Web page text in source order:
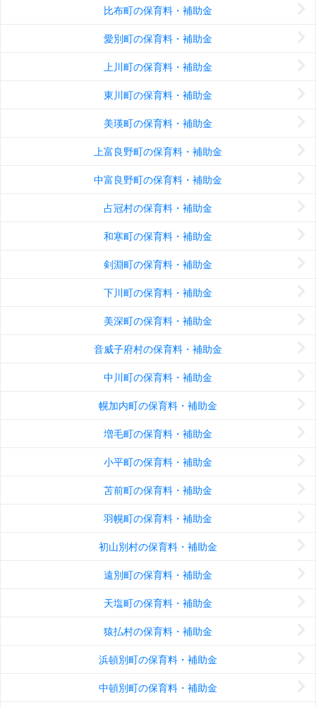
比布町の保育料・補助金
愛別町の保育料・補助金
上川町の保育料・補助金
東川町の保育料・補助金
美瑛町の保育料・補助金
上富良野町の保育料・補助金
中富良野町の保育料・補助金
占冠村の保育料・補助金
和寒町の保育料・補助金
剣淵町の保育料・補助金
下川町の保育料・補助金
美深町の保育料・補助金
音威子府村の保育料・補助金
中川町の保育料・補助金
幌加内町の保育料・補助金
増毛町の保育料・補助金
小平町の保育料・補助金
苫前町の保育料・補助金
羽幌町の保育料・補助金
初山別村の保育料・補助金
遠別町の保育料・補助金
天塩町の保育料・補助金
猿払村の保育料・補助金
浜頓別町の保育料・補助金
中頓別町の保育料・補助金